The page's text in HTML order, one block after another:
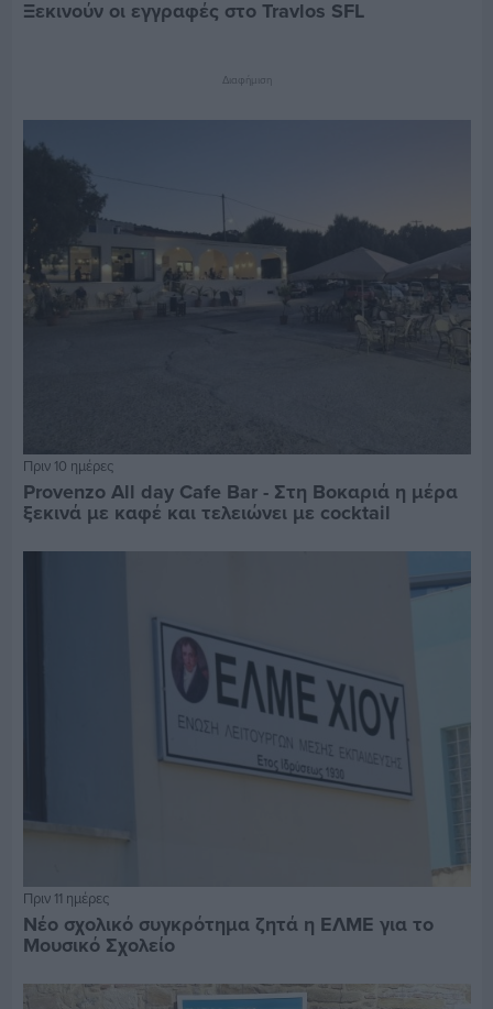
Ξεκινούν οι εγγραφές στο Travlos SFL
Διαφήμιση
Πριν 10 ημέρες
Provenzo All day Cafe Bar - Στη Βοκαριά η μέρα
ξεκινά με καφέ και τελειώνει με cocktail
Πριν 11 ημέρες
Νέο σχολικό συγκρότημα ζητά η ΕΛΜΕ για το
Μουσικό Σχολείο